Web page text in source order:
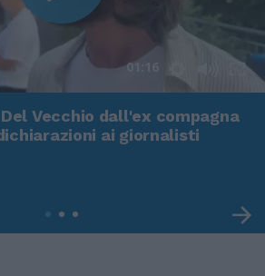
01:16
Vecchio dall'ex compagna
ai giornalisti